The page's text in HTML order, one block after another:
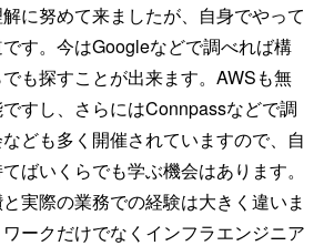
に努めて来ましたが、自身でやって
す。今はGoogleなどで調べれば構
も探すことが出来ます。AWSも無
すし、さらにはConnpassなどで調
ども多く開催されていますので、自
ばいくらでも学ぶ機会はあります。
実際の業務での経験は大きく違いま
ークだけでなくインフラエンジニア